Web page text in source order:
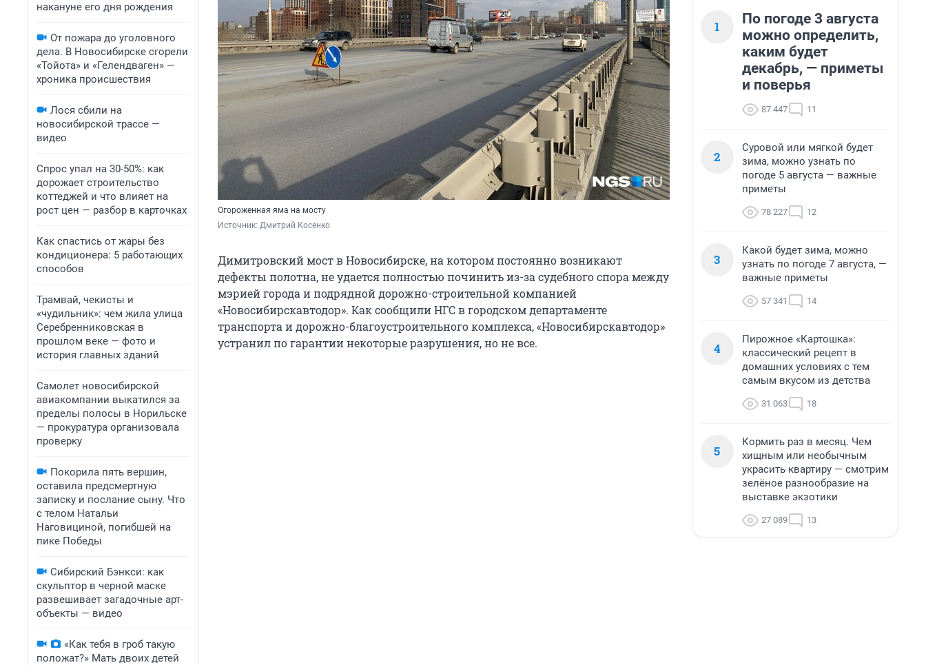
накануне его дня рождения
От пожара до уголовного
дела. В Новосибирске сгорели
«Тойота» и «Гелендваген» —
хроника происшествия
Лося сбили на
новосибирской трассе —
видео
Спрос упал на 30-50%: как
дорожает строительство
коттеджей и что влияет на
рост цен — разбор в карточках
Как спастись от жары без
кондиционера: 5 работающих
способов
Трамвай, чекисты и
«чудильник»: чем жила улица
Серебренниковская в
прошлом веке — фото и
история главных зданий
Самолет новосибирской
авиакомпании выкатился за
пределы полосы в Норильске
— прокуратура организовала
проверку
Покорила пять вершин,
оставила предсмертную
записку и послание сыну. Что
с телом Натальи
Наговициной, погибшей на
пике Победы
Сибирский Бэнкси: как
скульптор в черной маске
развешивает загадочные арт-
объекты — видео
«Как тебя в гроб такую
положат?» Мать двоих детей
Огороженная яма на мосту
Источник: Дмитрий Косенко
Димитровский мост в Новосибирске, на котором постоянно возникают
дефекты полотна, не удается полностью починить из-за судебного спора между
мэрией города и подрядной дорожно-строительной компанией
«Новосибирскавтодор». Как сообщили НГС в городском департаменте
транспорта и дорожно-благоустроительного комплекса, «Новосибирскавтодор»
устранил по гарантии некоторые разрушения, но не все.
1
По погоде 3 августа
можно определить,
каким будет
декабрь, — приметы
и поверья
87 447 11
2
Суровой или мягкой будет
зима, можно узнать по
погоде 5 августа — важные
приметы
78 227 12
3
Какой будет зима, можно
узнать по погоде 7 августа, —
важные приметы
57 341 14
4
Пирожное «Картошка»:
классический рецепт в
домашних условиях с тем
самым вкусом из детства
31 063 18
5
Кормить раз в месяц. Чем
хищным или необычным
украсить квартиру — смотрим
зелёное разнообразие на
выставке экзотики
27 089 13